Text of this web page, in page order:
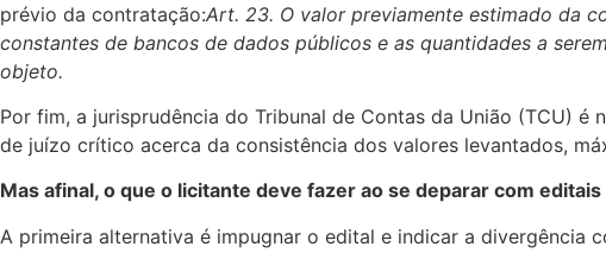
prévio da contratação:Art. 23. O valor previamente estimado da
constantes de bancos de dados públicos e as quantidades a
objeto.
Por fim, a jurisprudência do Tribunal de Contas da União (TCU)
de juízo crítico acerca da consistência dos valores levantados,
Mas afinal, o que o licitante deve fazer ao se deparar com
A primeira alternativa é impugnar o edital e indicar a divergência